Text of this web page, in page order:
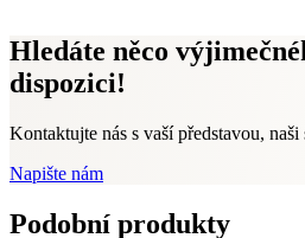
Hledáte něco
dispozici!
Kontaktujte nás s vaší představou,
Napište nám
Podobní produkty